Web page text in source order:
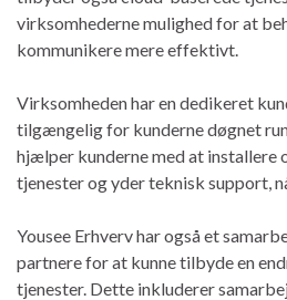
virksomhederne mulighed for at
kommunikere mere effektivt.
Virksomheden har en dedikeret
tilgængelig for kunderne døgnet
hjælper kunderne med at installere
tjenester og yder teknisk support,
Yousee Erhverv har også et
partnere for at kunne tilbyde en
tjenester. Dette inkluderer